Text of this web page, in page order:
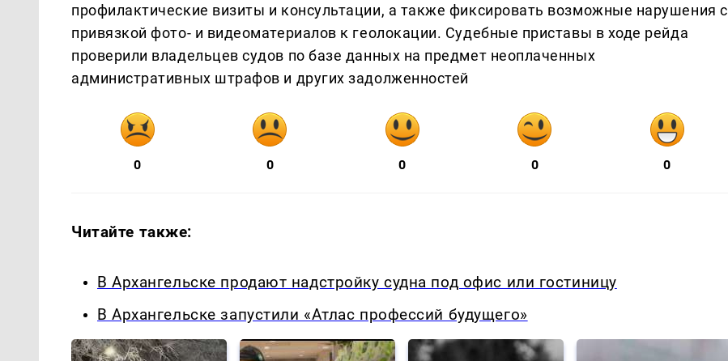
профилактические визиты и консультации, а также фиксировать возможные нарушения с
привязкой фото- и видеоматериалов к геолокации. Судебные приставы в ходе рейда
проверили владельцев судов по базе данных на предмет неоплаченных
административных штрафов и других задолженностей
0 0 0 0 0
Читайте также:
В Архангельске продают надстройку судна под офис или гостиницу
В Архангельске запустили «Атлас профессий будущего»